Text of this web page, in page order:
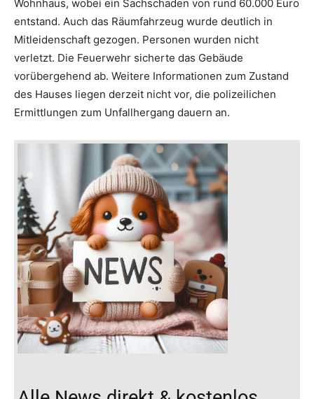
Wohnhaus, wobei ein Sachschaden von rund 60.000 Euro
entstand. Auch das Räumfahrzeug wurde deutlich in
Mitleidenschaft gezogen. Personen wurden nicht
verletzt. Die Feuerwehr sicherte das Gebäude
vorübergehend ab. Weitere Informationen zum Zustand
des Hauses liegen derzeit nicht vor, die polizeilichen
Ermittlungen zum Unfallhergang dauern an.